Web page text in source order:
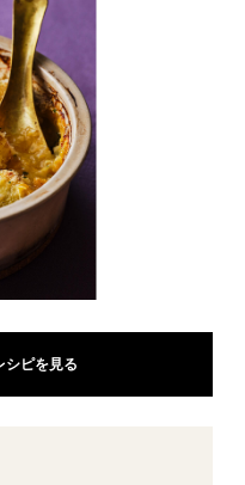
シピを見る